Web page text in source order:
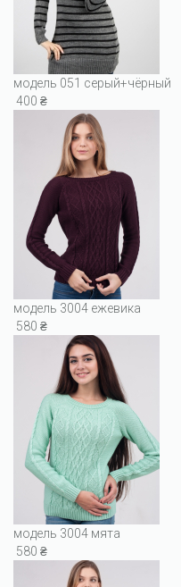
модель 051 серый+чёрный
400 ₴
модель 3004 ежевика
580 ₴
модель 3004 мята
580 ₴